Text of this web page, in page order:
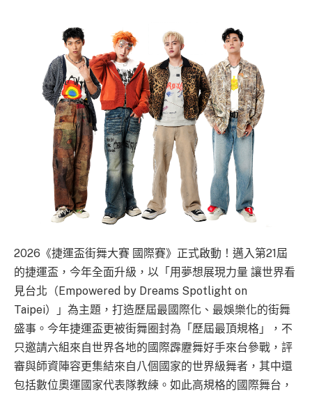
2026《捷運盃街舞大賽 國際賽》正式啟動！邁入第21屆
的捷運盃，今年全面升級，以「用夢想展現力量 讓世界看
見台北（Empowered by Dreams Spotlight on
Taipei）」為主題，打造歷屆最國際化、最娛樂化的街舞
盛事。今年捷運盃更被街舞圈封為「歷屆最頂規格」，不
只邀請六組來自世界各地的國際霹靂舞好手來台參戰，評
審與師資陣容更集結來自八個國家的世界級舞者，其中還
包括數位奧運國家代表隊教練。如此高規格的國際舞台，